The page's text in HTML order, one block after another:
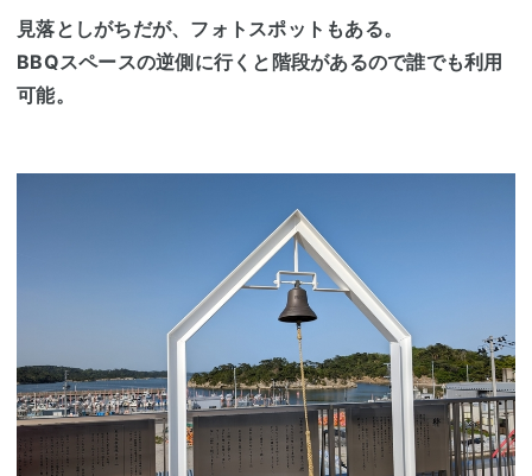
見落としがちだが、フォトスポットもある。
BBQスペースの逆側に行くと階段があるので誰でも利用
可能。